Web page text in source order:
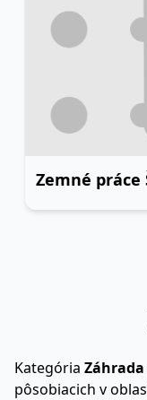
Zemné práce
Kategória Záhrada
pôsobiacich v